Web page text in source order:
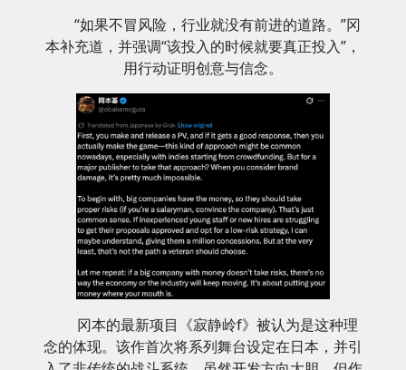
“如果不冒风险，行业就没有前进的道路。”冈
本补充道，并强调“该投入的时候就要真正投入”，
用行动证明创意与信念。
冈本的最新项目《寂静岭f》被认为是这种理
念的体现。该作首次将系列舞台设定在日本，并引